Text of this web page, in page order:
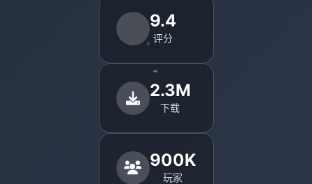
9.4
评分
2.3M
下载
900K
玩家